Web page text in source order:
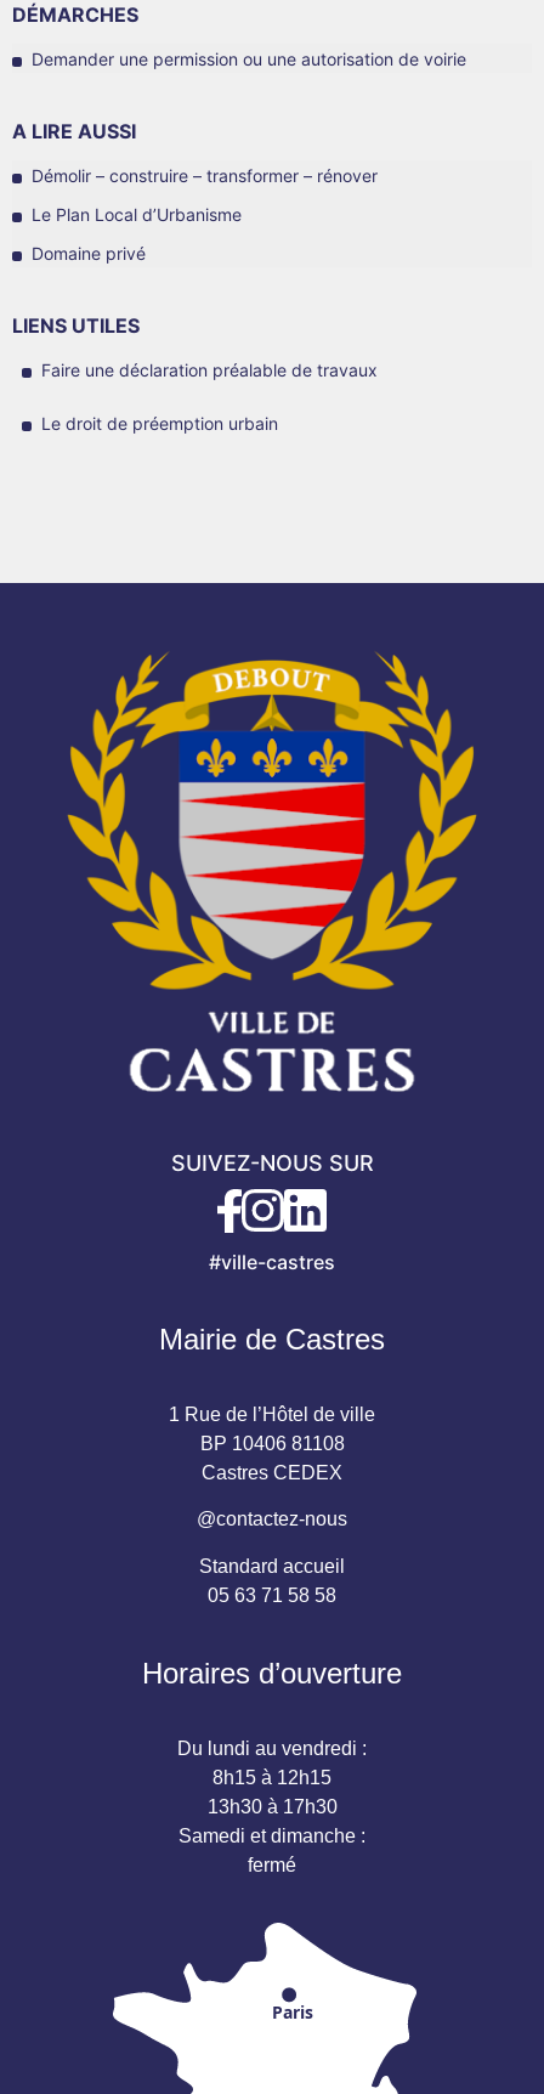
DÉMARCHES
Demander une permission ou une autorisation de voirie
A LIRE AUSSI
Démolir – construire – transformer – rénover
Le Plan Local d’Urbanisme
Domaine privé
LIENS UTILES
Faire une déclaration préalable de travaux
Le droit de préemption urbain
SUIVEZ-NOUS SUR
#ville-castres
Mairie de Castres
1 Rue de l’Hôtel de ville
BP 10406 81108
Castres CEDEX
@contactez-nous
Standard accueil
05 63 71 58 58
Horaires d’ouverture
Du lundi au vendredi :
8h15 à 12h15
13h30 à 17h30
Samedi et dimanche :
fermé
Paris